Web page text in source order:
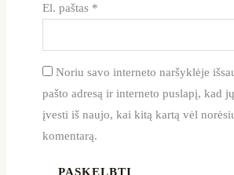
El. paštas *
Noriu savo interneto naršyklėje
pašto adresą ir interneto puslapį, kad
įvesti iš naujo, kai kitą kartą vėl
komentarą.